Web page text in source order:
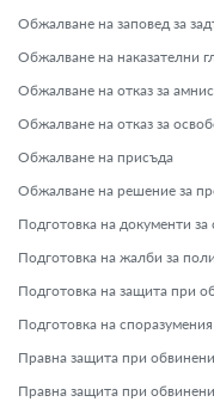
Обжалване на заповед за
Обжалване на наказателни
Обжалване на отказ за
Обжалване на отказ за
Обжалване на присъда
Обжалване на решение за
Подготовка на документи
Подготовка на жалби за
Подготовка на защита при
Подготовка на
Правна защита при
Правна защита при